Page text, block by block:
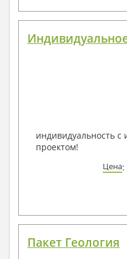
индивидуальность
проектом!
Цена:
Пакет Геология